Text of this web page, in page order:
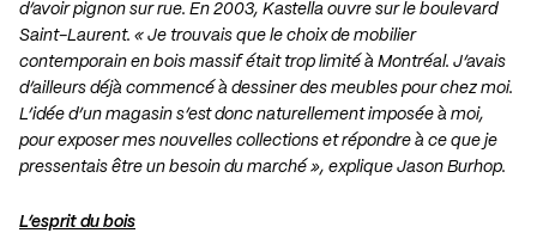
d’avoir pignon sur rue. En 2003, Kastella ouvre sur le boulevard
Saint-Laurent. « Je trouvais que le choix de mobilier
contemporain en bois massif était trop limité à Montréal. J’avais
d’ailleurs déjà commencé à dessiner des meubles pour chez moi.
L’idée d’un magasin s’est donc naturellement imposée à moi,
pour exposer mes nouvelles collections et répondre à ce que je
pressentais être un besoin du marché », explique Jason Burhop.
L’esprit du bois